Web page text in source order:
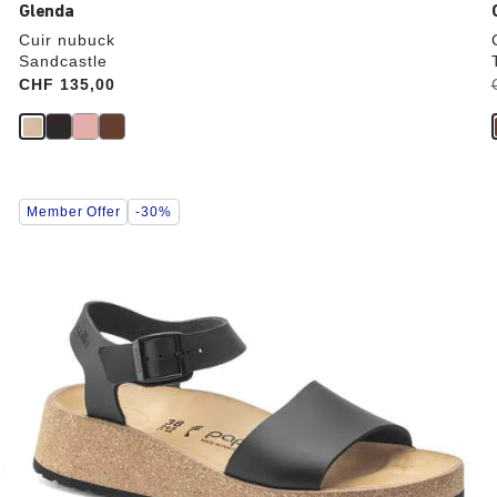
Glenda
Cuir nubuck
Sandcastle
Price:
CHF 135,00
o
Cliquer
sur
couleurs
modifiera
l’image
Member Offer -30%